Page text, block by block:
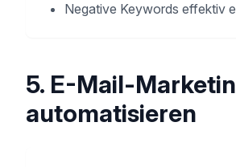
Negative Keywords effektiv
5. E-Mail-
automatisieren